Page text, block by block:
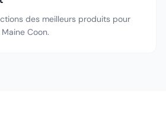
des meilleurs produits pour
Coon.